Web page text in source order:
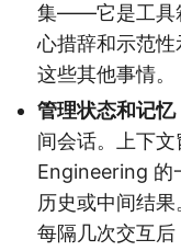
集——它是工具
心措辞和示范
这些其他事情。
管理状态和记忆
间会话。上下
Engineering 的
历史或中间结
每隔几次交互